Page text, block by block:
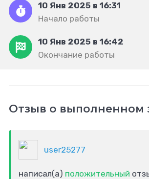
10 Янв 2025 в 16:31
Начало работы
10 Янв 2025 в 16:42
Окончание работы
Отзыв о выполненном
user25277
написал(а) положительный